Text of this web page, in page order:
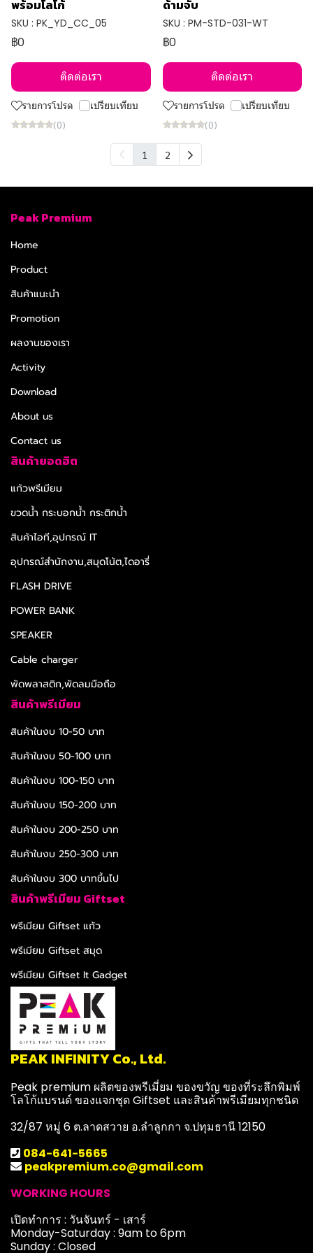
พร้อมโลโก้
SKU : PK_YD_CC_05
฿0
ติดต่อเรา
รายการโปรด เปรียบเทียบ
(0)
ด้ามจับ
SKU : PM-STD-031-WT
฿0
ติดต่อเรา
รายการโปรด เปรียบเทียบ
(0)
1 2
Peak Premium
Home
Product
สินค้าแนะนำ
Promotion
ผลงานของเรา
Activity
Download
About us
Contact us
สินค้ายอดฮิต
แก้วพรีเมียม
ขวดน้ำ กระบอกน้ำ กระติกน้ำ
สินค้าไอที,อุปกรณ์ IT
อุปกรณ์สำนักงาน,สมุดโน้ต,ไดอารี่
FLASH DRIVE
POWER BANK
SPEAKER
Cable charger
พัดพลาสติก,พัดลมมือถือ
สินค้าพรีเมียม
สินค้าในงบ 10-50 บาท
สินค้าในงบ 50-100 บาท
สินค้าในงบ 100-150 บาท
สินค้าในงบ 150-200 บาท
สินค้าในงบ 200-250 บาท
สินค้าในงบ 250-300 บาท
สินค้าในงบ 300 บาทขึ้นไป
สินค้าพรีเมียม Giftset
พรีเมียม Giftset แก้ว
พรีเมียม Giftset สมุด
พรีเมียม Giftset It Gadget
PEAK INFINITY Co., Ltd.
Peak premium ผลิตของพรีเมี่ยม ของขวัญ ของที่ระลึกพิมพ์
โลโก้แบรนด์ ของแจกชุด Giftset และสินค้าพรีเมียมทุกชนิด
32/87 หมู่ 6 ต.ลาดสวาย อ.ลำลูกกา จ.ปทุมธานี 12150
084-641-5665
peakpremium.co@gmail.com
WORKING HOURS
เปิดทำการ : วันจันทร์ - เสาร์
Monday-Saturday : 9am to 6pm
Sunday : Closed